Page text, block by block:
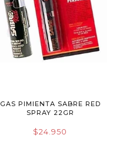
GAS PIMIENTA SABRE RED
SPRAY 22GR
$24.950